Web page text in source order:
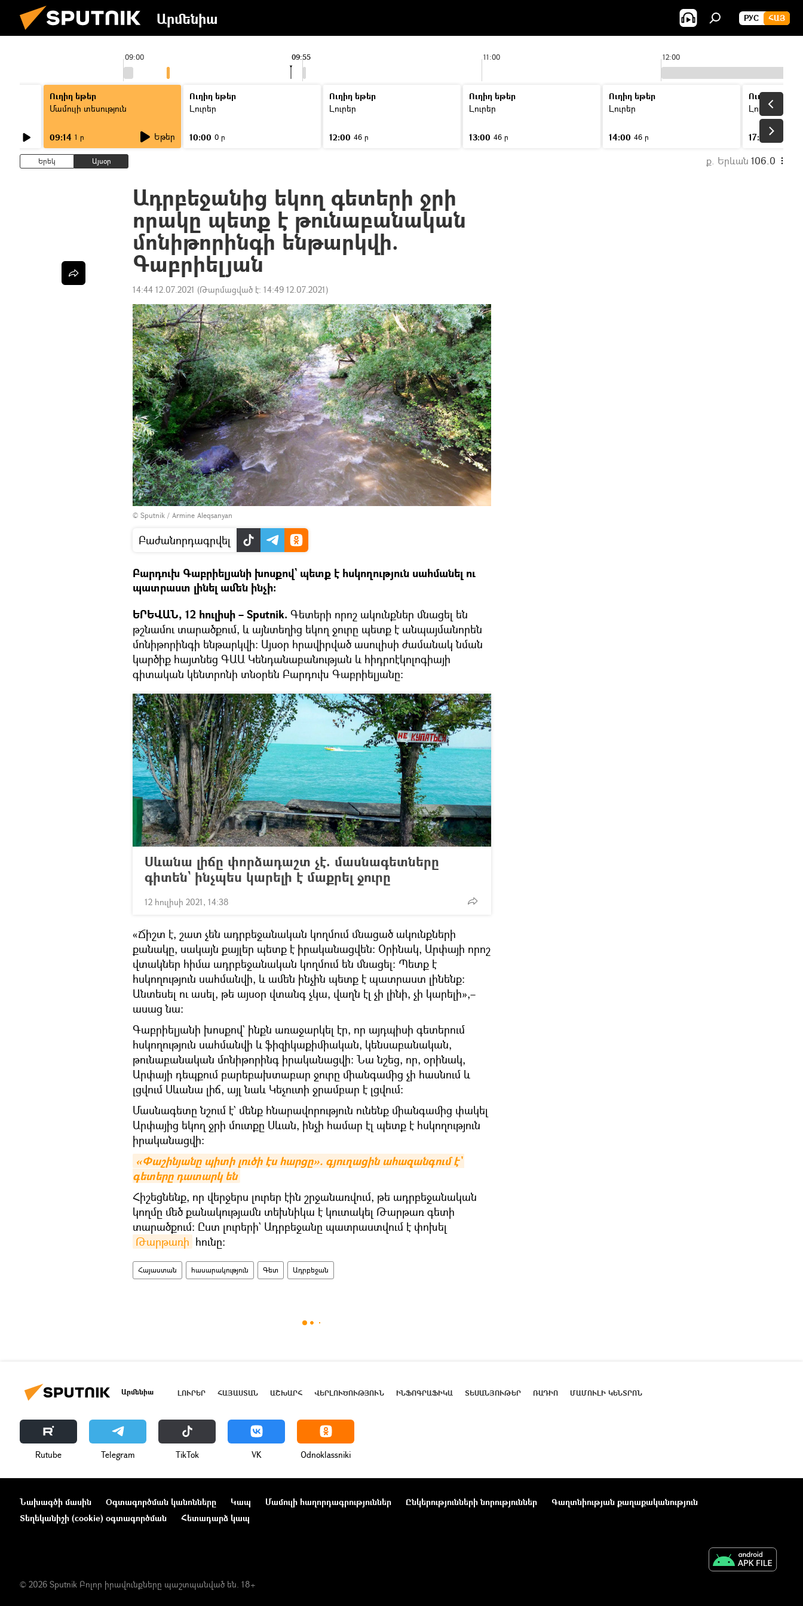
Արմենիա РУС ՀԱՅ
09:00 11:00 12:00
09:55
Ուղիղ եթեր
Մամուլի տեսություն
09:14 1 ր Եթեր
Ուղիղ եթեր
Լուրեր
10:00 0 ր
Ուղիղ եթեր
Լուրեր
12:00 46 ր
Ուղիղ եթեր
Լուրեր
13:00 46 ր
Ուղիղ եթեր
Լուրեր
14:00 46 ր
Ուղիղ եթեր
Լուրեր
17:00
Երեկ Այսօր ք. Երևան 106.0
Ադրբեջանից եկող գետերի ջրի
որակը պետք է թունաբանական
մոնիթորինգի ենթարկվի.
Գաբրիելյան
14:44 12.07.2021 (Թարմացված է: 14:49 12.07.2021)
© Sputnik / Armine Aleqsanyan
Բաժանորդագրվել
Բարդուխ Գաբրիելյանի խոսքով` պետք է հսկողություն սահմանել ու
պատրաստ լինել ամեն ինչի։
ԵՐԵՎԱՆ, 12 հուլիսի – Sputnik. Գետերի որոշ ակունքներ մնացել են
թշնամու տարածքում, և այնտեղից եկող ջուրը պետք է անպայմանորեն
մոնիթորինգի ենթարկվի։ Այսօր հրավիրված ասուլիսի ժամանակ նման
կարծիք հայտնեց ԳԱԱ Կենդանաբանության և հիդրոէկոլոգիայի
գիտական կենտրոնի տնօրեն Բարդուխ Գաբրիելյանը։
Սևանա լիճը փորձադաշտ չէ. մասնագետները
գիտեն` ինչպես կարելի է մաքրել ջուրը
12 հուլիսի 2021, 14:38
«Ճիշտ է, շատ չեն ադրբեջանական կողմում մնացած ակունքների
քանակը, սակայն քայլեր պետք է իրականացվեն։ Օրինակ, Արփայի որոշ
վտակներ հիմա ադրբեջանական կողմում են մնացել։ Պետք է
հսկողություն սահմանվի, և ամեն ինչին պետք է պատրաստ լինենք։
Անտեսել ու ասել, թե այսօր վտանգ չկա, վաղն էլ չի լինի, չի կարելի»,–
ասաց նա։
Գաբրիելյանի խոսքով` ինքն առաջարկել էր, որ այդպիսի գետերում
հսկողություն սահմանվի և ֆիզիկաքիմիական, կենսաբանական,
թունաբանական մոնիթորինգ իրականացվի։ Նա նշեց, որ, օրինակ,
Արփայի դեպքում բարեբախտաբար ջուրը միանգամից չի հասնում և
լցվում Սևանա լիճ, այլ նաև Կեչուտի ջրամբար է լցվում։
Մասնագետը նշում է` մենք հնարավորություն ունենք միանգամից փակել
Արփայից եկող ջրի մուտքը Սևան, ինչի համար էլ պետք է հսկողություն
իրականացվի։
«Փաշինյանը պիտի լուծի էս հարցը». գյուղացին ահազանգում է`
գետերը դատարկ են
Հիշեցնենք, որ վերջերս լուրեր էին շրջանառվում, թե ադրբեջանական
կողմը մեծ քանակությամն տեխնիկա է կուտակել Թարթառ գետի
տարածքում։ Ըստ լուրերի` Ադրբեջանը պատրաստվում է փոխել
Թարթառի հունը։
Հայաստան հասարակություն Գետ Ադրբեջան
Արմենիա ԼՈՒՐԵՐ ՀԱՅԱՍՏԱՆ ԱՇԽԱՐՀ ՎԵՐԼՈՒԾՈՒԹՅՈՒՆ ԻՆՖՈԳՐԱՖԻԿԱ ՏԵՍԱՆՅՈՒԹԵՐ ՌԱԴԻՈ ՄԱՄՈՒԼԻ ԿԵՆՏՐՈՆ
Rutube Telegram ТikТоk VK Odnoklassniki
Նախագծի մասին Օգտագործման կանոնները Կապ Մամուլի հաղորդագրություններ Ընկերությունների նորություններ
Գաղտնիության քաղաքականություն
Տեղեկանիշի (cookie) օգտագործման
Հետադարձ կապ
© 2026 Sputnik Բոլոր իրավունքները պաշտպանված են. 18+